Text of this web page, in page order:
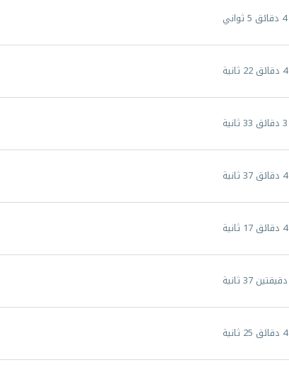
4 دقائق 5 ثواني
4 دقائق 22 ثانية
4 دقائق 37 ثانية
4 دقائق 17 ثانية
دقيقتين 37 ثانية
4 دقائق 25 ثانية